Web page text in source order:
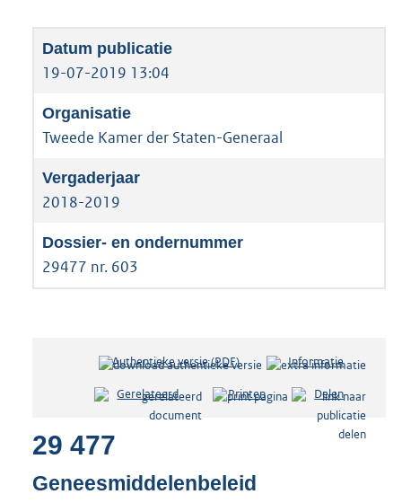
19-07-2019 13:04
Tweede Kamer der Staten-Generaal
2018-2019
29477 nr. 603
Authentieke versie (PDF)b
s
d
s
Informatie
Gerelateerd Printen Delen
29 477
Geneesmiddelenbeleid